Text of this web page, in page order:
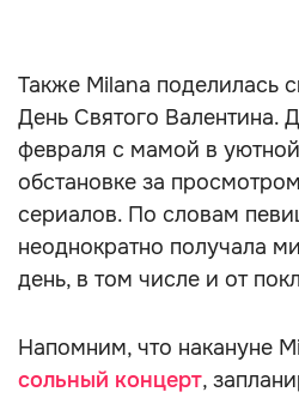
Также Milana поделилась
День Святого Валентина.
февраля с мамой в
обстановке за
сериалов. По словам
неоднократно получала
день, в том числе и от
Напомним, что накануне
сольный концерт,